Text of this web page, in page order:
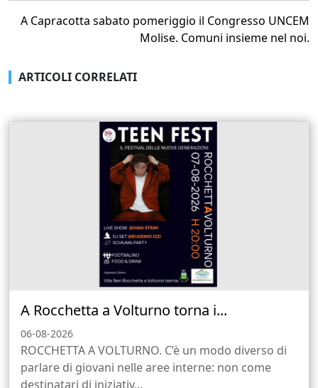
A Capracotta sabato pomeriggio il Congresso UNCEM
Molise. Comuni insieme nel noi.
ARTICOLI CORRELATI
A Rocchetta a Volturno torna i...
06-08-2026
ROCCHETTA A VOLTURNO. C’è un modo diverso di
parlare di giovani nelle aree interne: non come
destinatari di iniziativ...